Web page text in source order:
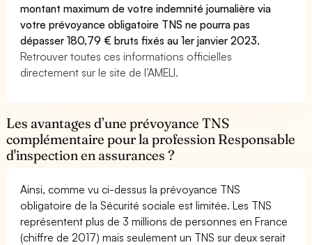
montant maximum de votre indemnité journalière via
votre prévoyance obligatoire TNS ne pourra pas
dépasser 180,79 € bruts fixés au 1er janvier 2023.
Retrouver toutes ces informations officielles
directement sur le site de l’AMELI.
Les avantages d’une prévoyance TNS
complémentaire pour la profession Responsable
d'inspection en assurances ?
Ainsi, comme vu ci-dessus la prévoyance TNS
obligatoire de la Sécurité sociale est limitée. Les TNS
représentent plus de 3 millions de personnes en France
(chiffre de 2017) mais seulement un TNS sur deux serait